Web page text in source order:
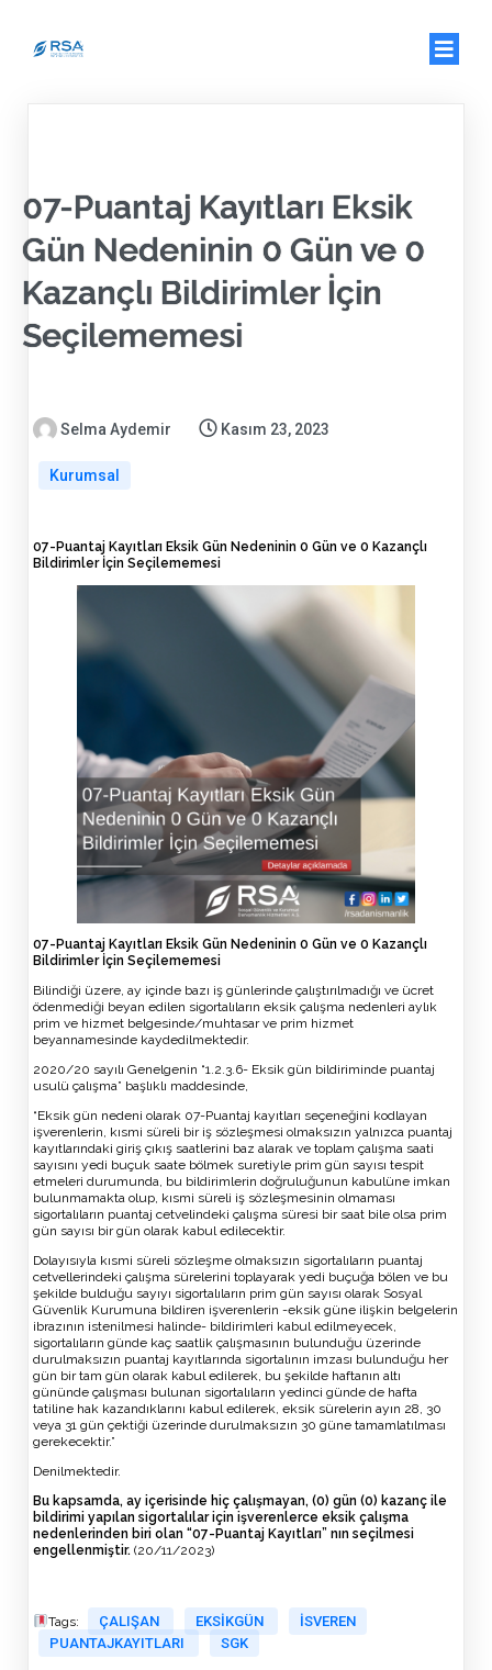
07-Puantaj Kayıtları Eksik
Gün Nedeninin 0 Gün ve 0
Kazançlı Bildirimler İçin
Seçilememesi
Selma Aydemir Kasım 23, 2023
Kurumsal
07-Puantaj Kayıtları Eksik Gün Nedeninin 0 Gün ve 0 Kazançlı
Bildirimler İçin Seçilememesi
07-Puantaj Kayıtları Eksik Gün Nedeninin 0 Gün ve 0 Kazançlı
Bildirimler İçin Seçilememesi
Bilindiği üzere, ay içinde bazı iş günlerinde çalıştırılmadığı ve ücret
ödenmediği beyan edilen sigortalıların eksik çalışma nedenleri aylık
prim ve hizmet belgesinde/muhtasar ve prim hizmet
beyannamesinde kaydedilmektedir.
2020/20 sayılı Genelgenin “1.2.3.6- Eksik gün bildiriminde puantaj
usulü çalışma” başlıklı maddesinde,
“Eksik gün nedeni olarak 07-Puantaj kayıtları seçeneğini kodlayan
işverenlerin, kısmi süreli bir iş sözleşmesi olmaksızın yalnızca puantaj
kayıtlarındaki giriş çıkış saatlerini baz alarak ve toplam çalışma saati
sayısını yedi buçuk saate bölmek suretiyle prim gün sayısı tespit
etmeleri durumunda, bu bildirimlerin doğruluğunun kabulüne imkan
bulunmamakta olup, kısmi süreli iş sözleşmesinin olmaması
sigortalıların puantaj cetvelindeki çalışma süresi bir saat bile olsa prim
gün sayısı bir gün olarak kabul edilecektir.
Dolayısıyla kısmi süreli sözleşme olmaksızın sigortalıların puantaj
cetvellerindeki çalışma sürelerini toplayarak yedi buçuğa bölen ve bu
şekilde bulduğu sayıyı sigortalıların prim gün sayısı olarak Sosyal
Güvenlik Kurumuna bildiren işverenlerin -eksik güne ilişkin belgelerin
ibrazının istenilmesi halinde- bildirimleri kabul edilmeyecek,
sigortalıların günde kaç saatlik çalışmasının bulunduğu üzerinde
durulmaksızın puantaj kayıtlarında sigortalının imzası bulunduğu her
gün bir tam gün olarak kabul edilerek, bu şekilde haftanın altı
gününde çalışması bulunan sigortalıların yedinci günde de hafta
tatiline hak kazandıklarını kabul edilerek, eksik sürelerin ayın 28, 30
veya 31 gün çektiği üzerinde durulmaksızın 30 güne tamamlatılması
gerekecektir.”
Denilmektedir.
Bu kapsamda, ay içerisinde hiç çalışmayan, (0) gün (0) kazanç ile
bildirimi yapılan sigortalılar için işverenlerce eksik çalışma
nedenlerinden biri olan “07-Puantaj Kayıtları” nın seçilmesi
engellenmiştir. (20/11/2023)
Tags: ÇALIŞAN EKSIKGÜN
ISVEREN
PUANTAJKAYITLARI
SGK